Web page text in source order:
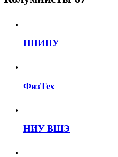
ПНИПУ
ФизТех
НИУ ВШЭ